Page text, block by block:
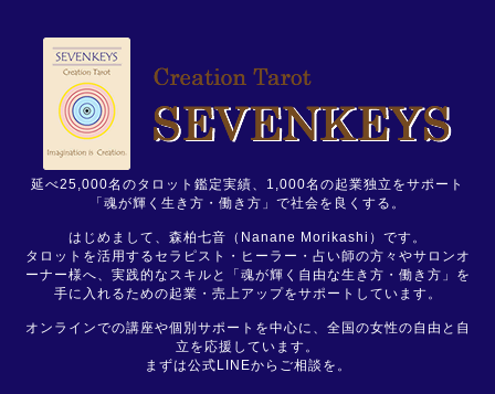
延べ25,000名のタロット鑑定実績、1,000名の起業独立をサポート
「魂が輝く生き方・働き方」で社会を良くする。
はじめまして、森柏七音（Nanane Morikashi）です。
タロットを活用するセラピスト・ヒーラー・占い師の方々やサロンオ
ーナー様へ、実践的なスキルと「魂が輝く自由な生き方・働き方」を
手に入れるための起業・売上アップをサポートしています。
オンラインでの講座や個別サポートを中心に、全国の女性の自由と自
立を応援しています。
まずは公式LINEからご相談を。